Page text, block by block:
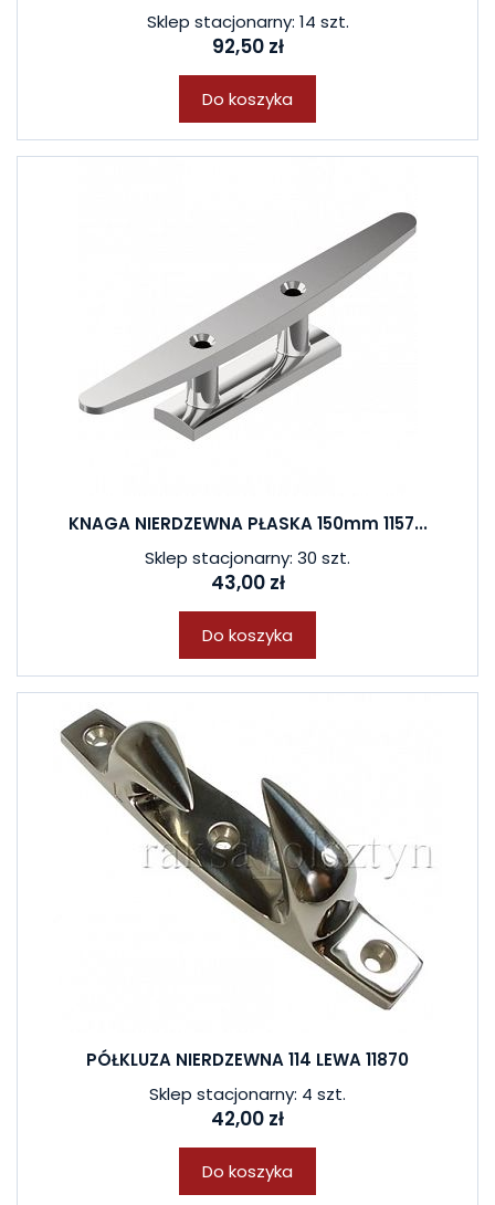
Sklep stacjonarny: 14 szt.
92,50 zł
Do koszyka
KNAGA NIERDZEWNA PŁASKA 150mm 1157...
Sklep stacjonarny: 30 szt.
43,00 zł
Do koszyka
PÓŁKLUZA NIERDZEWNA 114 LEWA 11870
Sklep stacjonarny: 4 szt.
42,00 zł
Do koszyka